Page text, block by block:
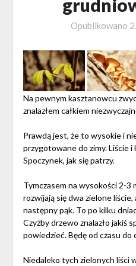
Opublikowano
Na pewnym kasztanowcu
znalazłem całkiem
Prawdą jest, że to wysokie i
przygotowane do zimy. Liście i
Spoczynek, jak się patrzy.
Tymczasem na wysokości 2-3
rozwijają się dwa zielone
następny pąk. To po kilku
Czyżby drzewo znalazło jakiś
powiedzieć. Będę od czasu do
Niedaleko tych zielonych liści